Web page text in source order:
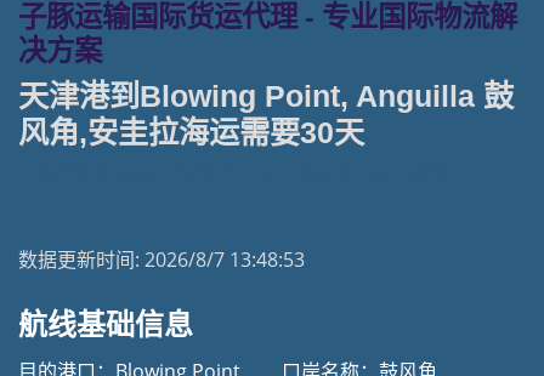
子豚运输国际货运代理 - 专业国际物流解
决方案
天津港到Blowing Point, Anguilla 鼓
风角,安圭拉海运需要30天
数据更新时间: 2026/8/7 13:48:53
航线基础信息